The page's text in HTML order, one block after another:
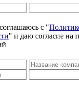
с "
" и даю согласие на